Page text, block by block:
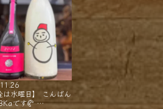
は水曜日】 こんばん
です🥐 …